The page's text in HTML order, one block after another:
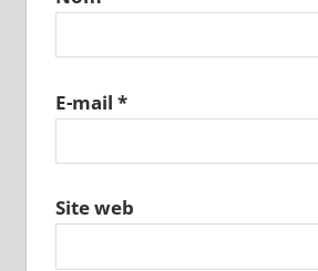
E-mail *
Site web